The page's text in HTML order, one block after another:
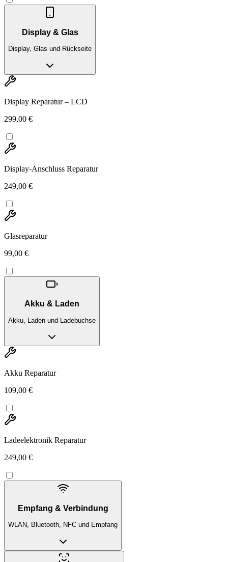
Display & Glas
Display, Glas und Rückseite
Display Reparatur – LCD
299,00 €
Display-Anschluss Reparatur
249,00 €
Glasreparatur
99,00 €
Akku & Laden
Akku, Laden und Ladebuchse
Akku Reparatur
109,00 €
Ladeelektronik Reparatur
249,00 €
Empfang & Verbindung
WLAN, Bluetooth, NFC und Empfang